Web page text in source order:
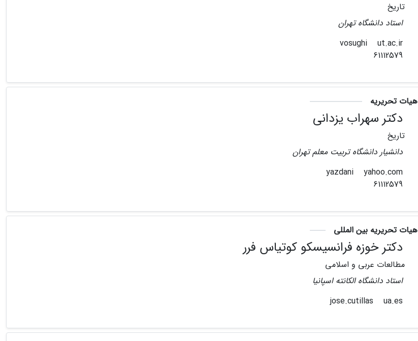
تاریخ
استاد دانشگاه تهران
ut.ac.ir
هیات تحریریه
دکتر سهراب یزدانی
تاریخ
دانشیار دانشگاه تربیت معلم تهران
yahoo.com
هیات تحریریه بین المللی
دکتر خوزه فرانسیسکو کوتیاس فرر
مطالعات عربی و اسلامی
استاد دانشگاه الکانته اسپانیا
ua.es